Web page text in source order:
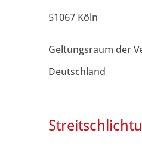
51067 Köln
Geltungsraum der
Deutschland